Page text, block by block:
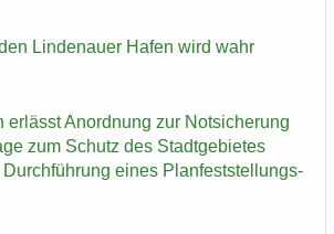
Lin­de­nau­er Hafen wird wahr
er­lässt An­ord­nung zur Not­si­che­rung
zum Schutz des Stadt­ge­bie­tes
Durch­füh­rung eines Plan­fest­stel­lungs­